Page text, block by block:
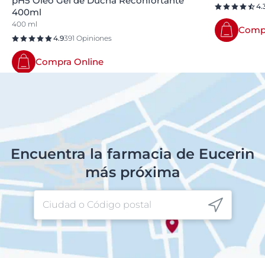
400ml
400 ml
4.9391 Opiniones
Compra Online
Encuentra la farmacia de Eucerin
más próxima